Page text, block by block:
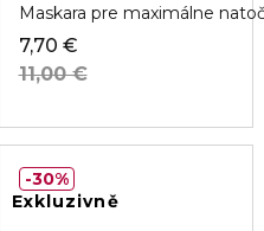
Maskara pre maximálne
7,70 €
11,00 €
Exkluzivně
30%